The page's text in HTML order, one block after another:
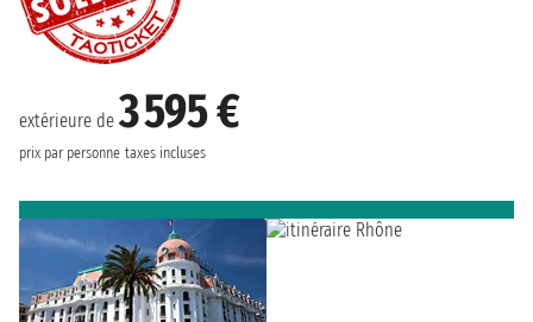
extérieure de3 595 €
prix par personne taxes incluses